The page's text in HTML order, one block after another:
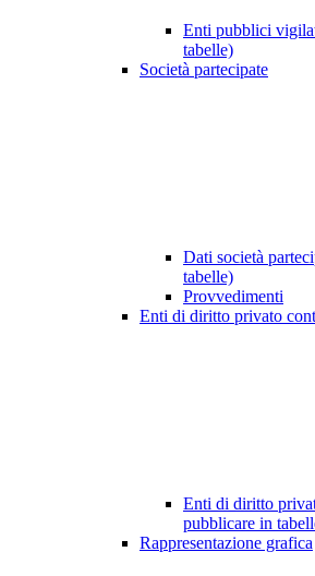
Enti pubblici
tabelle)
Società partecipate
Dati società
tabelle)
Provvedimenti
Enti di diritto privato
Enti di diritto
pubblicare in
Rappresentazione grafica